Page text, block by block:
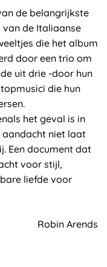
de belangrijkste
van de Italiaanse
die het album
door een trio om
uit drie -door hun
die hun
het geval is in
niet laat
Een document dat
voor stijl,
liefde voor
Robin Arends